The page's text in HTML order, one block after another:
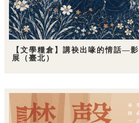
【文學糧倉】講袂出喙的情話—
展（臺北）